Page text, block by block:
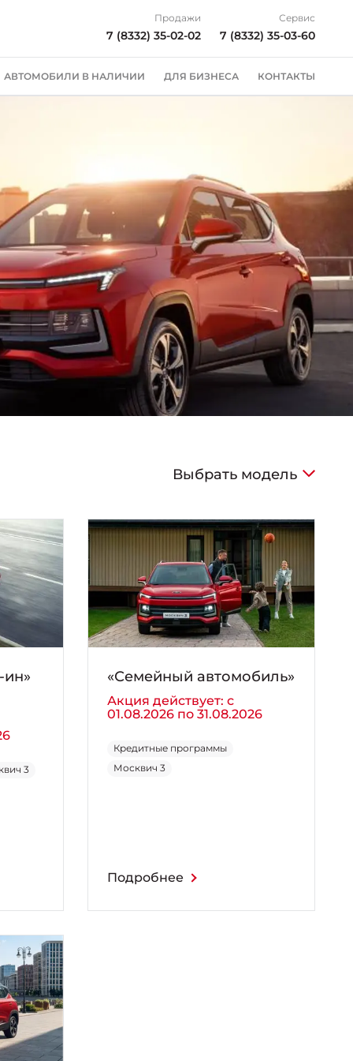
Продажи
7 (8332) 35-02-02
Сервис
7 (8332) 35-03-60
АВТОМОБИЛИ В НАЛИЧИИ ДЛЯ БИЗНЕСА КОНТАКТЫ
Выбрать модель
3
«Семейный автомобиль»
Акция действует: с
01.08.2026 по 31.08.2026
Кредитные программы
Москвич 3
Подробнее